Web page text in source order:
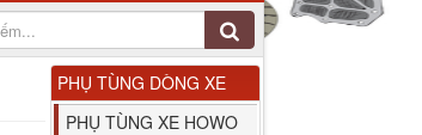
PHỤ TÙNG DÒNG XE
PHỤ TÙNG XE HOWO